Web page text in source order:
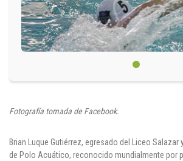
Fotografía tomada de Facebook.
Brian Luque Gutiérrez, egresado del Liceo Salazar
de Polo Acuático, reconocido mundialmente por
PQRSF
Línea de Atención al
Cl 42 C 86-17